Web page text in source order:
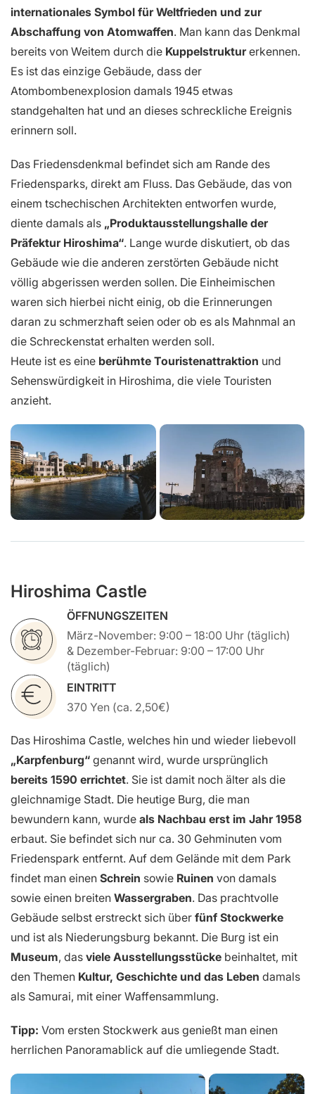
internationales Symbol für Weltfrieden und zur
Abschaffung von Atomwaffen. Man kann das Denkmal
bereits von Weitem durch die Kuppelstrukturerkennen.
Es ist das einzige Gebäude, dass der
Atombombenexplosion damals 1945 etwas
standgehalten hat und an dieses schreckliche Ereignis
erinnern soll.
Das Friedensdenkmal befindet sich am Rande des
Friedensparks, direkt am Fluss. Das Gebäude, das von
einem tschechischen Architekten entworfen wurde,
diente damals als „Produktausstellungshalle der
Präfektur Hiroshima“. Lange wurde diskutiert, ob das
Gebäude wie die anderen zerstörten Gebäude nicht
völlig abgerissen werden sollen. Die Einheimischen
waren sich hierbei nicht einig, ob die Erinnerungen
daran zu schmerzhaft seien oder ob es als Mahnmal an
die Schreckenstat erhalten werden soll.
Heute ist es eine berühmte Touristenattraktion und
Sehenswürdigkeit in Hiroshima, die viele Touristen
anzieht.
Hiroshima Castle
ÖFFNUNGSZEITEN
März-November: 9:00 – 18:00 Uhr (täglich)
& Dezember-Februar: 9:00 – 17:00 Uhr
(täglich)
EINTRITT
370 Yen (ca. 2,50€)
Das Hiroshima Castle, welches hin und wieder liebevoll
„Karpfenburg“ genannt wird, wurde ursprünglich
bereits 1590 errichtet. Sie ist damit noch älter als die
gleichnamige Stadt. Die heutige Burg, die man
bewundern kann, wurde als Nachbau erst im Jahr 1958
erbaut. Sie befindet sich nur ca. 30 Gehminuten vom
Friedenspark entfernt. Auf dem Gelände mit dem Park
findet man einen Schrein sowie Ruinen von damals
sowie einen breiten Wassergraben. Das prachtvolle
Gebäude selbst erstreckt sich über fünf Stockwerke
und ist als Niederungsburg bekannt. Die Burg ist ein
Museum, das viele Ausstellungsstücke beinhaltet, mit
den Themen Kultur, Geschichte und das Leben damals
als Samurai, mit einer Waffensammlung.
Tipp: Vom ersten Stockwerk aus genießt man einen
herrlichen Panoramablick auf die umliegende Stadt.